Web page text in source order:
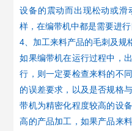
设备的震动而出现松动或滑
样，在编带机中都是需要进行
4、加工来料产品的毛刺及规
如果编带机在运行过程中，
行，则一定要检查来料的不
的误差要求，以及是否规格
带机为精密化程度较高的设
高的产品加工，如果产品来